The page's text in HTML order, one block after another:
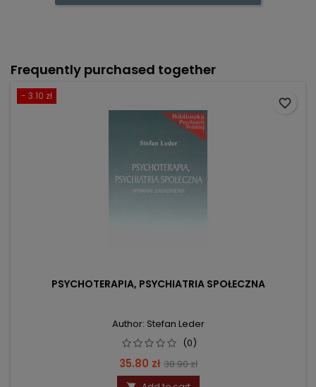
Frequently purchased together
- 3.10 zł
PSYCHOTERAPIA, PSYCHIATRIA SPOŁECZNA
Author: Stefan Leder
(0)
Price
35.80 zł Regular
price
38.90 zł
favorite_border